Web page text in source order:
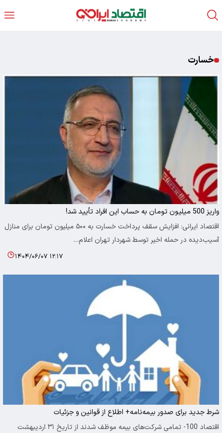
خسارت
واریز 500 میلیون تومان به حساب این افراد تأیید شد!
اقتصاد ایرانی: افزایش سقف پرداخت خسارت به ۵۰۰ میلیون تومان برای منازل
آسیب‌دیده در حمله اخیر توسط شهردار تهران اعلام…
۱۴۰۴/۰۶/۰۷ ۱۲:۱۷
شرط جدید برای صدور بیمه‌نامه+ اطلاع از قوانین و جزئیات
اقتصاد 100- تمامی شرکت‌های بیمه موظف شدند از تاریخ ۳۱ اردیبهشت